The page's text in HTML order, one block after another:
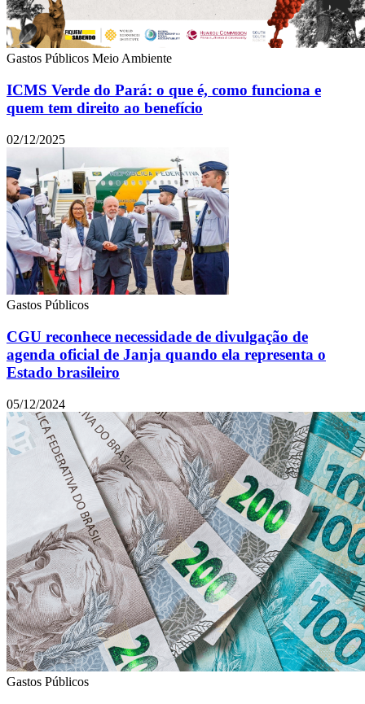
Gastos Públicos Meio Ambiente
ICMS Verde do Pará: o que é, como funciona e
quem tem direito ao benefício
02/12/2025
Gastos Públicos
CGU reconhece necessidade de divulgação de
agenda oficial de Janja quando ela representa o
Estado brasileiro
05/12/2024
Gastos Públicos